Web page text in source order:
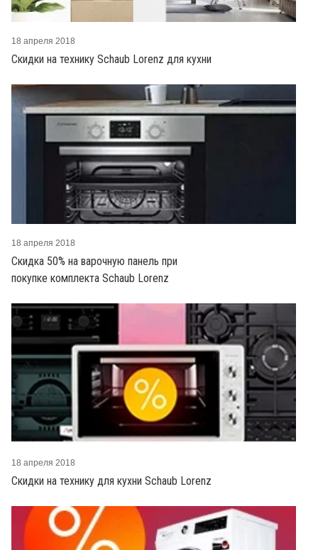
Скидки на технику Schaub Lorenz для кухни
18 апреля 2018
Скидка 50% на варочную панель при
покупке комплекта Schaub Lorenz
18 апреля 2018
Скидки на технику для кухни Schaub Lorenz
18 апреля 2018